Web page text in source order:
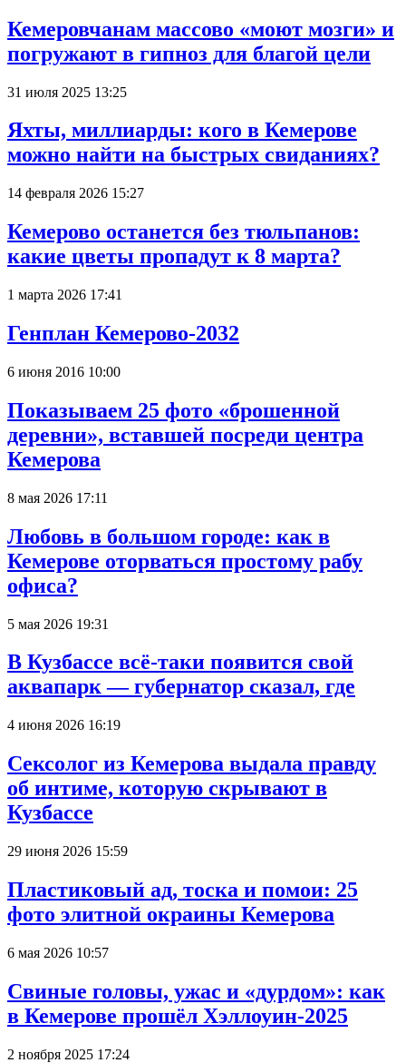
Кемеровчанам массово «моют мозги» и
погружают в гипноз для благой цели
31 июля 2025 13:25
Яхты, миллиарды: кого в Кемерове
можно найти на быстрых свиданиях?
14 февраля 2026 15:27
Кемерово останется без тюльпанов:
какие цветы пропадут к 8 марта?
1 марта 2026 17:41
Генплан Кемерово-2032
6 июня 2016 10:00
Показываем 25 фото «брошенной
деревни», вставшей посреди центра
Кемерова
8 мая 2026 17:11
Любовь в большом городе: как в
Кемерове оторваться простому рабу
офиса?
5 мая 2026 19:31
В Кузбассе всё-таки появится свой
аквапарк — губернатор сказал, где
4 июня 2026 16:19
Сексолог из Кемерова выдала правду
об интиме, которую скрывают в
Кузбассе
29 июня 2026 15:59
Пластиковый ад, тоска и помои: 25
фото элитной окраины Кемерова
6 мая 2026 10:57
Свиные головы, ужас и «дурдом»: как
в Кемерове прошёл Хэллоуин-2025
2 ноября 2025 17:24